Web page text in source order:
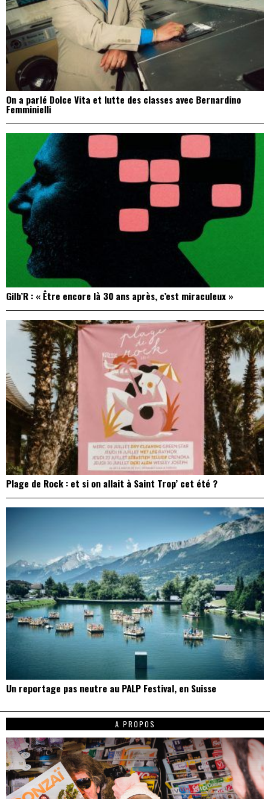
On a parlé Dolce Vita et lutte des classes avec Bernardino
Femminielli
Gilb’R : « Être encore là 30 ans après, c’est miraculeux »
Plage de Rock : et si on allait à Saint Trop’ cet été ?
Un reportage pas neutre au PALP Festival, en Suisse
A PROPOS